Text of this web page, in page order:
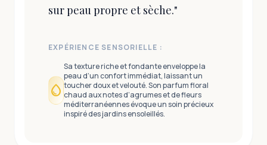
sur peau propre et sèche."
EXPÉRIENCE SENSORIELLE :
water_drop
Sa texture riche et fondante enveloppe la
peau d’un confort immédiat, laissant un
toucher doux et velouté. Son parfum floral
chaud aux notes d’agrumes et de fleurs
méditerranéennes évoque un soin précieux
inspiré des jardins ensoleillés.